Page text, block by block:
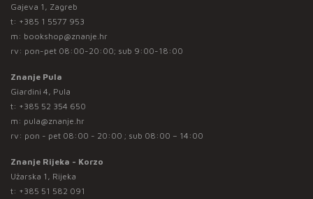
Gajeva 1, Zagreb
t: +385 1 5577 953
m: bookshop@znanje.hr
rv: pon-pet 08:00-20:00; sub 9:00-18:00
Znanje Pula
Giardini 4, Pula
t: +385 52 354 650
m: pula@znanje.hr
rv: pon - pet 08:00 - 20:00 ; sub 08:00 – 14:00
Znanje Rijeka - Korzo
Užarska 1, Rijeka
t: +385 51 582 091